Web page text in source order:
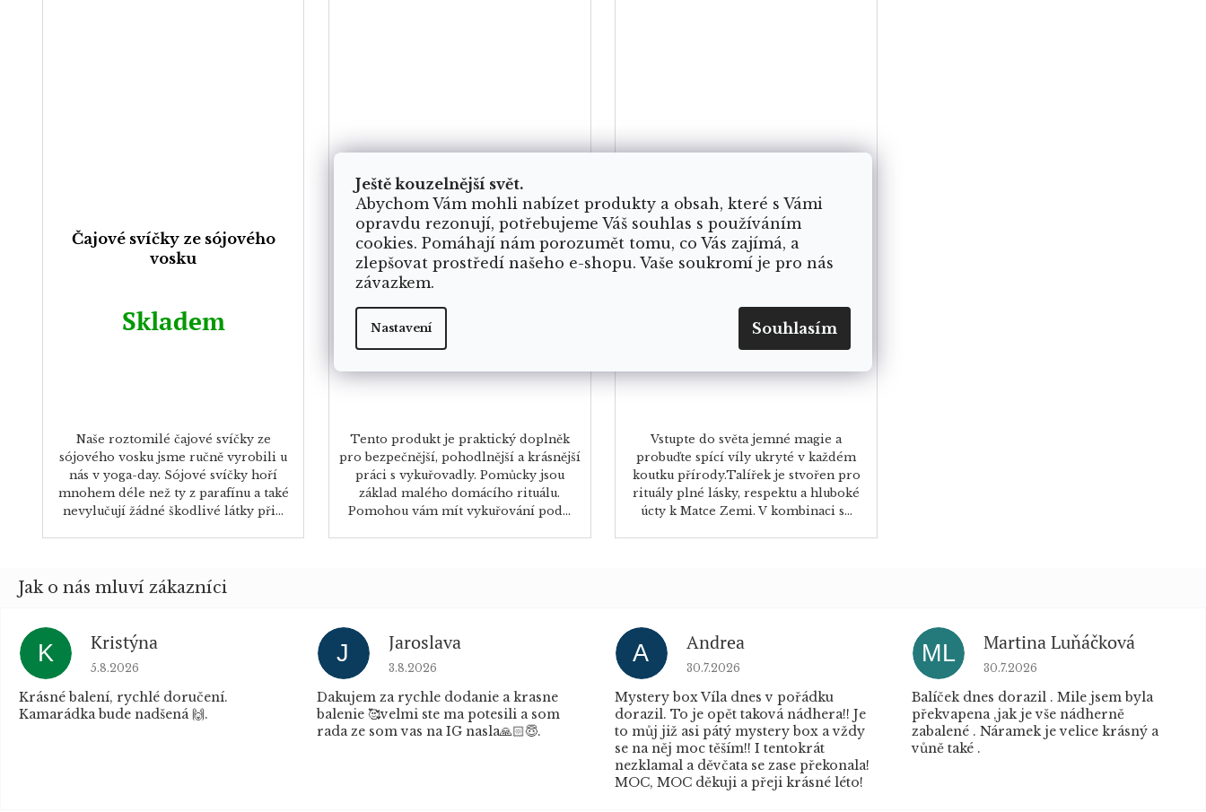
Ještě kouzelnější svět.
Abychom Vám mohli nabízet produkty a obsah, které s Vámi
opravdu rezonují, potřebujeme Váš souhlas s používáním
cookies. Pomáhají nám porozumět tomu, co Vás zajímá, a
zlepšovat prostředí našeho e-shopu. Vaše soukromí je pro nás
závazkem.
Nastavení Souhlasím
Čajové svíčky ze sójového
vosku
Skladem
Naše roztomilé čajové svíčky ze
sójového vosku jsme ručně vyrobili u
nás v yoga-day. Sójové svíčky hoří
mnohem déle než ty z parafínu a také
nevylučují žádné škodlivé látky při...
Sirky Světlo Domova
Skladem
Tento produkt je praktický doplněk
pro bezpečnější, pohodlnější a krásnější
práci s vykuřovadly. Pomůcky jsou
základ malého domácího rituálu.
Pomohou vám mít vykuřování pod...
Rituální balíček k probuzení
víly
Skladem
Vstupte do světa jemné magie a
probuďte spící víly ukryté v každém
koutku přírody.Talířek je stvořen pro
rituály plné lásky, respektu a hluboké
úcty k Matce Zemi. V kombinaci s...
K Kristýna
Hodnocení obchodu je 5 z 5 hvězdiček.
5.8.2026
Krásné balení, rychlé doručení.
Kamarádka bude nadšená 🙌.
J Jaroslava
Hodnocení obchodu je 5 z 5 hvězdiček.
3.8.2026
Dakujem za rychle dodanie a krasne
balenie 🥰velmi ste ma potesili a som
rada ze som vas na IG nasla🙏🏻😇.
A Andrea
Hodnocení obchodu je 5 z 5 hvězdiček.
30.7.2026
Mystery box Víla dnes v pořádku
dorazil. To je opět taková nádhera!! Je
to můj již asi pátý mystery box a vždy
se na něj moc těším!! I tentokrát
nezklamal a děvčata se zase překonala!
MOC, MOC děkuji a přeji krásné léto!
ML Martina Luňáčková
Hodnocení obchodu je 5 z 5
30.7.2026
Balíček dnes dorazil . Mile jsem byla
překvapena ,jak je vše nádherně
zabalené . Náramek je velice krásný a
vůně také .